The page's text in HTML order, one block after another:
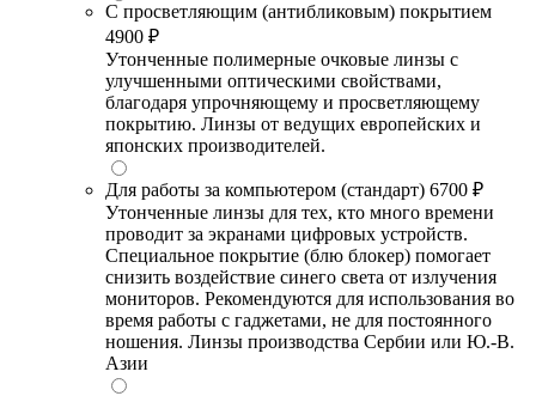
С просветляющим (антибликовым) покрытием
4900 ₽
Утонченные полимерные очковые линзы с
улучшенными оптическими свойствами,
благодаря упрочняющему и просветляющему
покрытию. Линзы от ведущих европейских и
японских производителей.
Для работы за компьютером (стандарт) 6700 ₽
Утонченные линзы для тех, кто много времени
проводит за экранами цифровых устройств.
Специальное покрытие (блю блокер) помогает
снизить воздействие синего света от излучения
мониторов. Рекомендуются для использования во
время работы с гаджетами, не для постоянного
ношения. Линзы производства Сербии или Ю.-В.
Азии